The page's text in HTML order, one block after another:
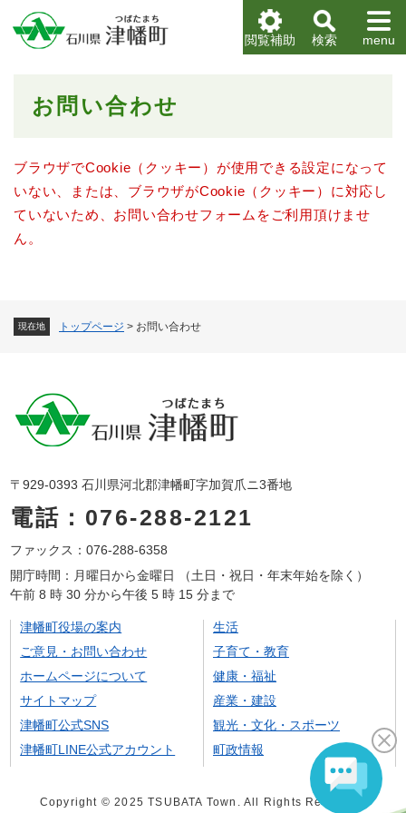
メニューを飛ばして本文へ
閲覧補助
検索 menu
現在地 トップページ > お問い合わせ
お問い合わせ
ブラウザでCookie（クッキー）が使用できる設定になって
いない、または、ブラウザがCookie（クッキー）に対応し
ていないため、お問い合わせフォームをご利用頂けませ
ん。
〒929-0393 石川県河北郡津幡町字加賀爪ニ3番地
電話：076-288-2121
ファックス：076-288-6358
開庁時間：月曜日から金曜日 （土日・祝日・年末年始を除く）
午前 8 時 30 分から午後 5 時 15 分まで
津幡町役場の案内
ご意見・お問い合わせ
ホームページについて
サイトマップ
津幡町公式SNS
津幡町LINE公式アカウント
生活
子育て・教育
健康・福祉
産業・建設
観光・文化・スポーツ
町政情報
Copyright © 2025 TSUBATA Town. All Rights Reserved.